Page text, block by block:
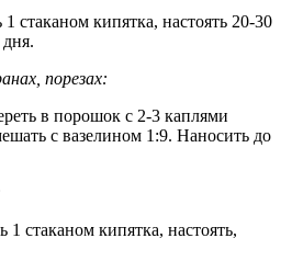
стаканом кипятка, настоять 20-30
порезах:
в порошок с 2-3 каплями
с вазелином 1:9. Наносить до
1 стаканом кипятка, настоять,